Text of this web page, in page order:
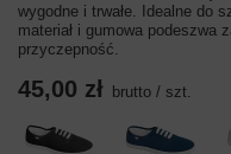
wygodne i trwałe. Idealne do
materiał i gumowa podeszwa
przyczepność.
45,00 zł brutto / szt.